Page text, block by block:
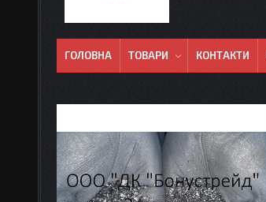
ГОЛОВНА ТОВАРИ КОНТАКТИ